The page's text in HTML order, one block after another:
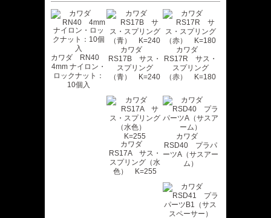
カワダ RN40
4mm ナイロン・
ロックナット：
10個入
カワダ
RS17B サス・
スプリング
（青） K=240
カワダ
RS17R サス・
スプリング
（赤） K=180
カワダ
RS17A サス・
スプリング（水
色） K=255
カワダ
RSD40 プラパ
ーツA（サスアー
ム）